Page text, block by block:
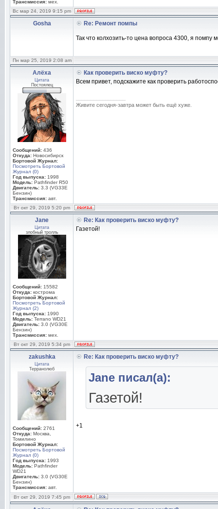
Трансмиссия: мех.
Вс мар 24, 2019 9:15 pm
Gosha Re: Ремонт помпы
Так что колхозить-то цена вопроса 4300, я помпу
Пн мар 25, 2019 2:08 am
Алёха
Цитата
Постоялец
Сообщений: 436
Откуда: Новосибирск
Бортовой Журнал:
Посмотреть Бортовой
Журнал (0)
Год выпуска: 1998
Модель: Pathfinder R50
Двигатель: 3.3 (VG33E
Бензин)
Трансмиссия: авт.
Как проверить виско муфту?
Всем привет, подскажите как проверить
Живите сегодня-завтра может быть ещё хуже.
Вт окт 29, 2019 5:20 pm
Jane
Цитата
злобный тролль
Сообщений: 15582
Откуда: кострома
Бортовой Журнал:
Посмотреть Бортовой
Журнал (2)
Год выпуска: 1990
Модель: Terrano WD21
Двигатель: 3.0 (VG30E
Бензин)
Трансмиссия: мех.
Re: Как проверить виско муфту?
Газетой!
Вт окт 29, 2019 5:34 pm
zakushka
Цитата
Терранолюб
Сообщений: 2761
Откуда: Москва,
Томилино
Бортовой Журнал:
Посмотреть Бортовой
Журнал (0)
Год выпуска: 1993
Модель: Pathfinder
WD21
Двигатель: 3.0 (VG30E
Бензин)
Трансмиссия: авт.
Re: Как проверить виско муфту?
Jane писал(а):
Газетой!
+1
Вт окт 29, 2019 7:45 pm